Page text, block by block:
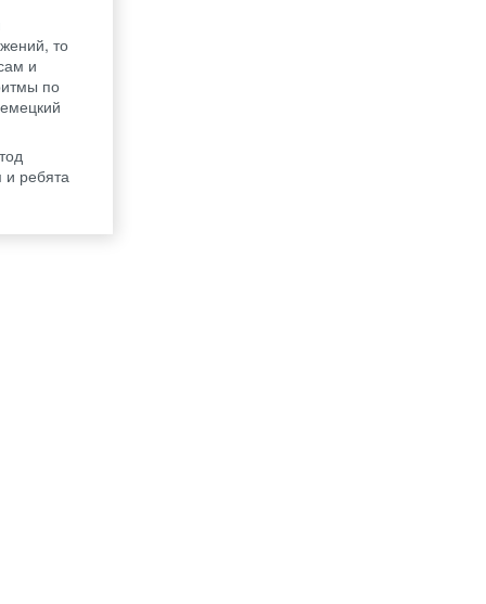
то
и
по
и ребята